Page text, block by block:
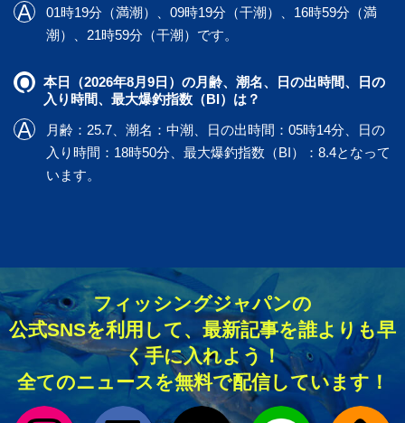
01時19分（満潮）、09時19分（干潮）、16時59分（満
潮）、21時59分（干潮）です。
本日（2026年8月9日）の月齢、潮名、日の出時間、日の
入り時間、最大爆釣指数（BI）は？
月齢：25.7、潮名：中潮、日の出時間：05時14分、日の
入り時間：18時50分、最大爆釣指数（BI）：8.4となって
います。
フィッシングジャパンの
公式SNSを利用して、最新記事を誰よりも早
く手に入れよう！
全てのニュースを無料で配信しています！